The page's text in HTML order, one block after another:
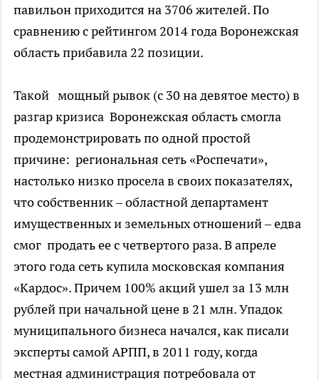
павильон приходится на 3706 жителей. По
сравнению с рейтингом 2014 года Воронежская
область прибавила 22 позиции.
Такой мощный рывок (с 30 на девятое место) в
разгар кризиса Воронежская область смогла
продемонстрировать по одной простой
причине: региональная сеть «Роспечати»,
настолько низко просела в своих показателях,
что собственник – областной департамент
имущественных и земельных отношений – едва
смог продать ее с четвертого раза. В апреле
этого года сеть купила московская компания
«Кардос». Причем 100% акций ушел за 13 млн
рублей при начальной цене в 21 млн. Упадок
муниципального бизнеса начался, как писали
эксперты самой АРПП, в 2011 году, когда
местная администрация потребовала от